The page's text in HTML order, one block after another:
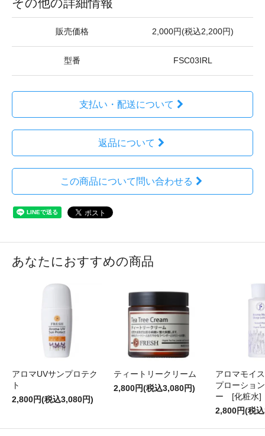
販売価格 2,000円(税込2,200円)
型番 FSC03IRL
支払い・配送について
返品について
この商品について問い合わせる
あなたにおすすめの商品
アロマUVサンプロテク
ト
2,800円(税込3,080円)
ティートリークリーム
2,800円(税込3,080円)
アロマモイ
プローショ
ー [化粧水]
2,800円(税